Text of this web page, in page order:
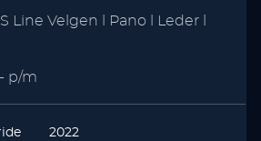
Line Velgen l Pano l Leder l
p/m
2022